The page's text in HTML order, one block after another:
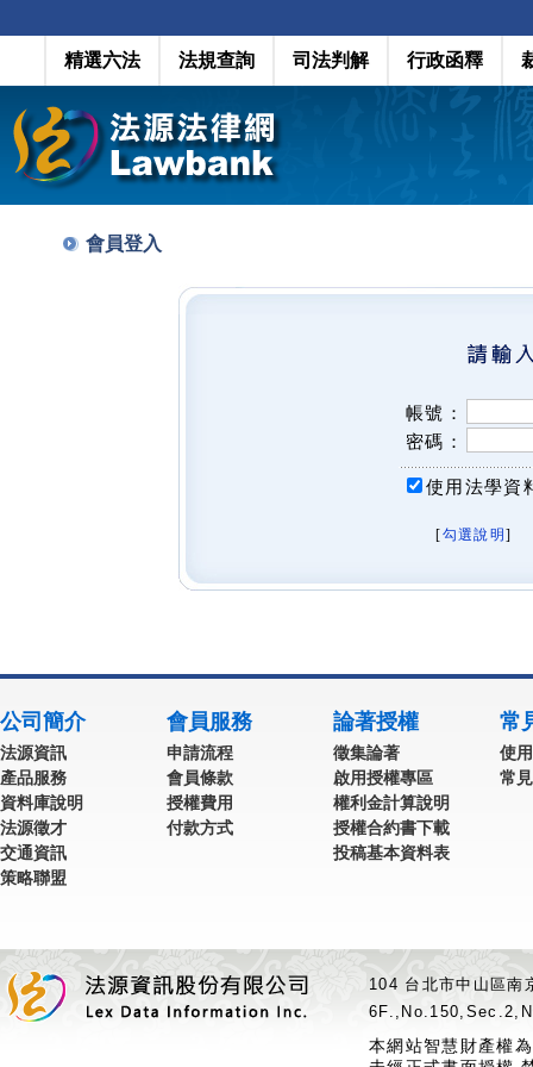
精選六法 法規查詢 司法判解 行政函釋
會員登入
帳號：
密碼：
使用法學資
[勾選說明 ]
公司簡介
法源資訊
產品服務
資料庫說明
法源徵才
交通資訊
策略聯盟
會員服務
申請流程
會員條款
授權費用
付款方式
論著授權
徵集論著
啟用授權專區
權利金計算說明
授權合約書下載
投稿基本資料表
常
使
常
104 台北市中山區
本網站智慧財產權